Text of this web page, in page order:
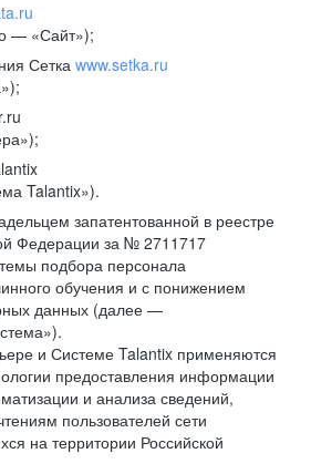
— «Сайт»);
Сетка www.setka.ru
Talantix»).
запатентованной в реестре
Федерации за № 2711717
подбора персонала
обучения и с понижением
данных (далее —
и Системе Talantix применяются
предоставления информации
и анализа сведений,
пользователей сети
на территории Российской